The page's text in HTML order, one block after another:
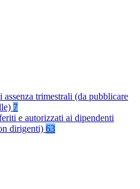
assenza trimestrali (da pubblicare
7
e autorizzati ai dipendenti
dirigenti) 63